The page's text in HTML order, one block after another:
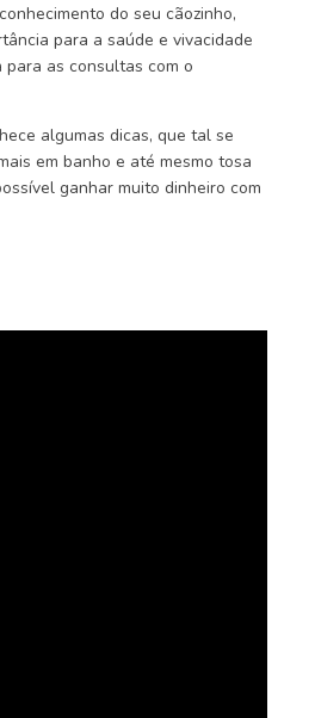
do seu cãozinho,
para a saúde e vivacidade
as consultas com o
algumas dicas, que tal se
em banho e até mesmo tosa
ganhar muito dinheiro com